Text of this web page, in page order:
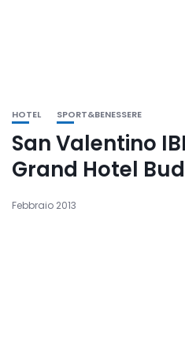
HOTEL SPORT&BENESSERE
San Valentino
Grand Hotel
Febbraio 2013